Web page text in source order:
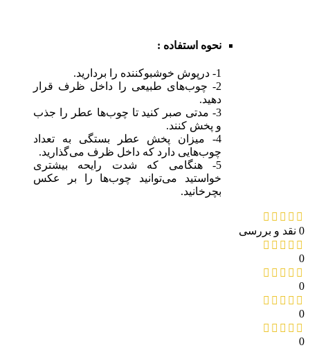
نحوه استفاده :
1- درپوش خوشبوکننده را برداريد.
2- چوب‌هاى طبيعى را داخل ظرف قرار
دهید.
3- مدتى صبر كنيد تا چوب‌ها عطر را جذب
و پخش كنند.
4- ميزان پخش عطر بستگى به تعداد
چوب‌هايى دارد كه داخل ظرف مى‌گذاريد.
5- هنگامى كه شدت رايحه بيشترى
خواستيد می‌توانید چوب‌ها را بر عكس
بچرخانيد.
0 نقد و بررسی
0
0
0
0